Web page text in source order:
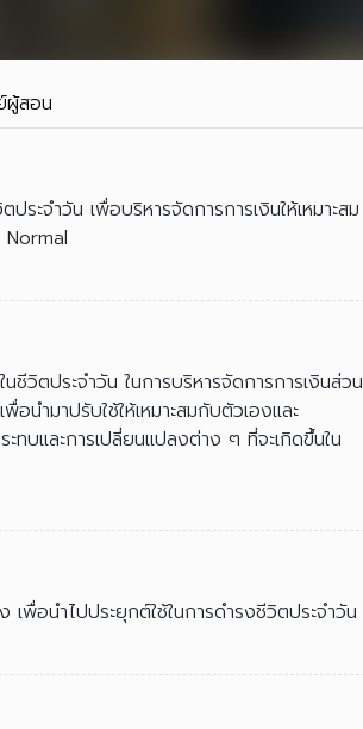
ผู้สอน
ระจำวัน เพื่อบริหารจัดการการเงินให้เหมาะสม
วิตประจำวัน ในการบริหารจัดการการเงินส่วน
นำมาปรับใช้ให้เหมาะสมกับตัวเองและ
บและการเปลี่ยนแปลงต่าง ๆ ที่จะเกิดขึ้นใน
อนำไปประยุกต์ใช้ในการดำรงชีวิตประจำวัน